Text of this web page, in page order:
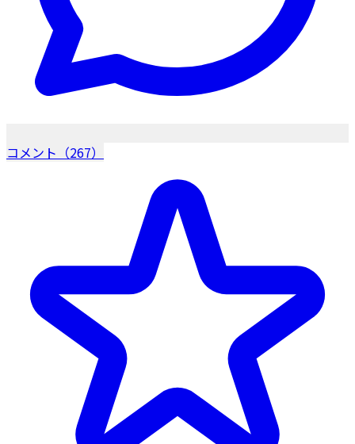
コメント（267）